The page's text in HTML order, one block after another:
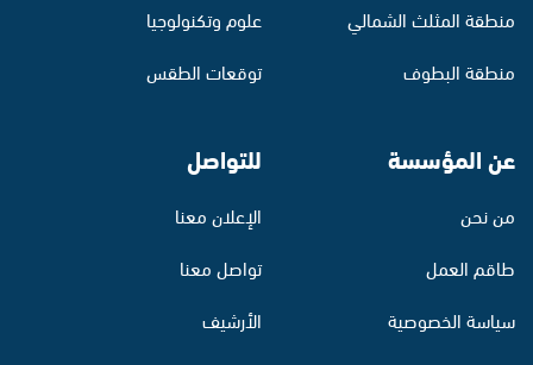
منطقة المثلث الشمالي
منطقة البطوف
علوم وتكنولوجيا
توقعات الطقس
عن المؤسسة
من نحن
طاقم العمل
سياسة الخصوصية
للتواصل
الإعلان معنا
تواصل معنا
الأرشيف